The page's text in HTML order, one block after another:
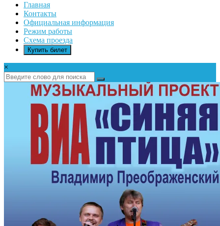
ИКАРГлавная
Контакты
Официальная информация
Режим работы
Схема проезда
Купить билет
×